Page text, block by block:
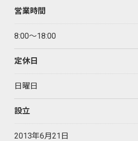
営業時間
8:00～18:00
定休日
日曜日
設立
2013年6月21日